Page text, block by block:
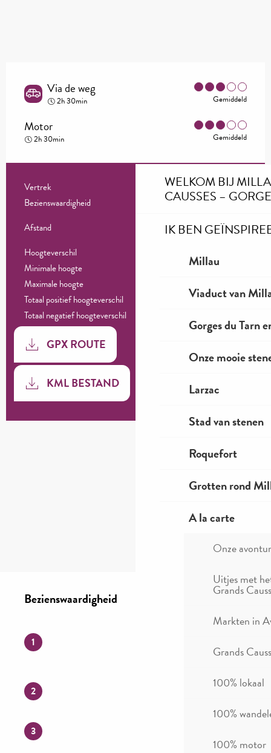
WELKOM BIJ
CAUSSES –
IK BEN
Millau
Viaduct van
Gorges du Tarn
Onze mooie
Larzac
Stad van stenen
Roquefort
Grotten rond
A la carte
Onze
Uitjes met
Grands
Markten in
Grands
100% lokaal
100%
100% motor
Via de weg
2h 30min Gemiddeld
Motor
2h 30min Gemiddeld
Praktische informatie
Vertrek Millau
Bezienswaardigheid 4
Afstand 101.6 km
Hoogteverschil
Minimale hoogte 363 m
Maximale hoogte
Totaal positief hoogteverschil 1635 m
Totaal negatief hoogteverschil
-1635 m
GPX ROUTE
KML BESTAND
Met
Bezienswaardigheid
1
2
3